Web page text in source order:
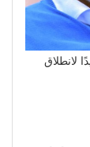
لانطلاق